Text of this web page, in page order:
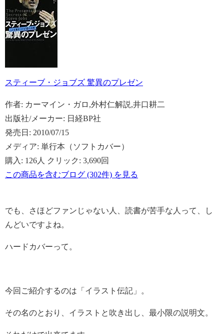
スティーブ・ジョブズ 驚異のプレゼン
作者: カーマイン・ガロ,外村仁解説,井口耕二
出版社/メーカー: 日経BP社
発売日: 2010/07/15
メディア: 単行本（ソフトカバー）
購入 : 126人 クリック : 3,690回
この商品を含むブログ (302件) を見る
でも、さほどファンじゃない人、読書が苦手な人って、し
んどいですよね。
ハードカバーって。
今回ご紹介するのは「イラスト伝記」。
その名のとおり、イラストと吹き出し、最小限の説明文。